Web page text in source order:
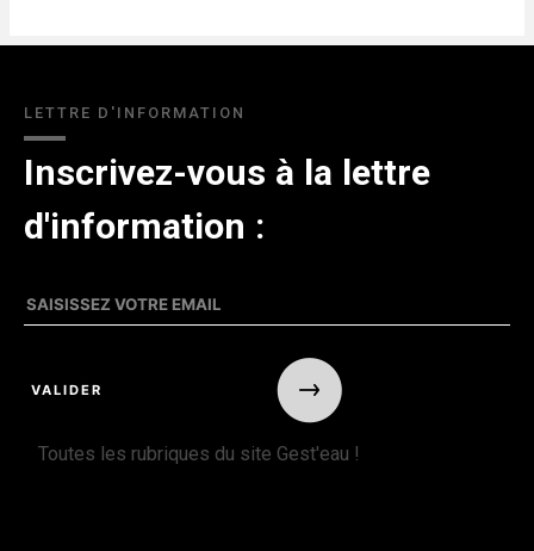
LETTRE D'INFORMATION
Inscrivez-vous à la lettre
d'information :
Toutes les rubriques du site Gest'eau !